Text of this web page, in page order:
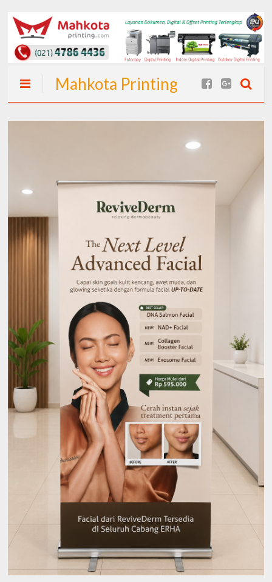
Mahkota Printing
| Spanduk Cepat
24 Jam (Langsung